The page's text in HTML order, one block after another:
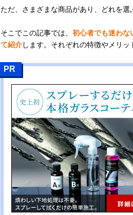
ただ、さまざまな商品があり、どれを選
そこでこの記事では、 初心者でも迷わな
て紹介します。それぞれの特徴やメリッ
PR